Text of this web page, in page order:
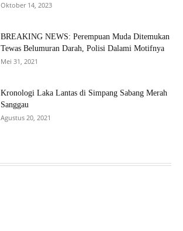
Oktober 14, 2023
BREAKING NEWS: Perempuan Muda Ditemukan
Tewas Belumuran Darah, Polisi Dalami Motifnya
Mei 31, 2021
Kronologi Laka Lantas di Simpang Sabang Merah
Sanggau
Agustus 20, 2021